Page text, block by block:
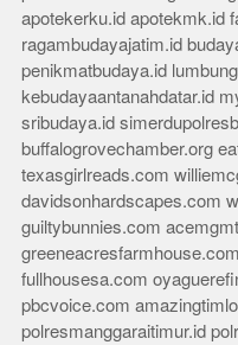
apotekerku.id apotekmk.id
ragambudayajatim.id
penikmatbudaya.id
kebudayaantanahdatar.id
sribudaya.id
buffalogrovechamber.org
texasgirlreads.com
davidsonhardscapes.com
guiltybunnies.com
greeneacresfarmhouse.com
fullhousesa.com
pbcvoice.com
polresmanggaraitimur.id